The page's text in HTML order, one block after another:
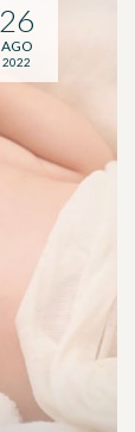
26
AGO
2022